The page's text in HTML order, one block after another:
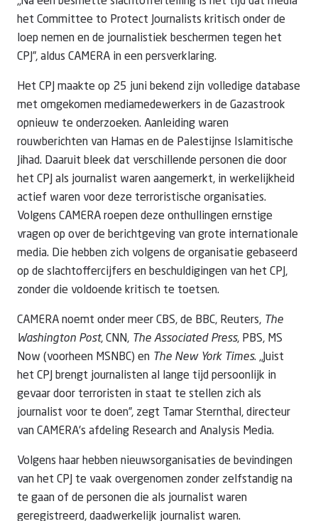
het Committee to Protect Journalists kritisch onder de
loep nemen en de journalistiek beschermen tegen het
CPJ”, aldus CAMERA in een persverklaring.
Het CPJ maakte op 25 juni bekend zijn volledige database
met omgekomen mediamedewerkers in de Gazastrook
opnieuw te onderzoeken. Aanleiding waren
rouwberichten van Hamas en de Palestijnse Islamitische
Jihad. Daaruit bleek dat verschillende personen die door
het CPJ als journalist waren aangemerkt, in werkelijkheid
actief waren voor deze terroristische organisaties.
Volgens CAMERA roepen deze onthullingen ernstige
vragen op over de berichtgeving van grote internationale
media. Die hebben zich volgens de organisatie gebaseerd
op de slachtoffercijfers en beschuldigingen van het CPJ,
zonder die voldoende kritisch te toetsen.
CAMERA noemt onder meer CBS, de BBC, Reuters, The
Washington Post, CNN, The Associated Press, PBS, MS
Now (voorheen MSNBC) en The New York Times. „Juist
het CPJ brengt journalisten al lange tijd persoonlijk in
gevaar door terroristen in staat te stellen zich als
journalist voor te doen”, zegt Tamar Sternthal, directeur
van CAMERA's afdeling Research and Analysis Media.
Volgens haar hebben nieuwsorganisaties de bevindingen
van het CPJ te vaak overgenomen zonder zelfstandig na
te gaan of de personen die als journalist waren
geregistreerd, daadwerkelijk journalist waren.